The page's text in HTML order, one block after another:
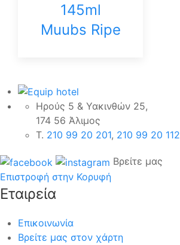
145ml
Muubs Ripe
Ηρούς 5 & Υακινθών 25,
174 56 Άλιμος
Τ. 210 99 20 201, 210 99 20 112
Βρείτε μας
Επιστροφή στην Κορυφή
Εταιρεία
Επικοινωνία
Βρείτε μας στον χάρτη